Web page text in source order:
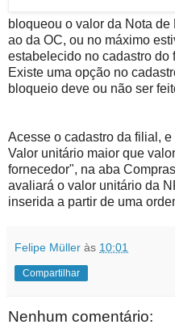
bloqueou o valor da Nota de
ao da OC, ou no máximo
estabelecido no cadastro do
Existe uma opção no
bloqueio deve ou não ser
Acesse o cadastro da filial,
Valor unitário maior que
fornecedor", na aba
avaliará o valor unitário da
inserida a partir de uma
Felipe Müller às 10:01
Compartilhar
Nenhum comentário: